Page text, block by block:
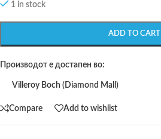
1 in stock
ADD TO CART
Производот е достапен во:
Villeroy Boch (Diamond Mall)
Compare Add to wishlist